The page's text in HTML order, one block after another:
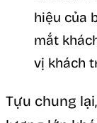
hiệu của
mắt
vị khách
Tựu chung